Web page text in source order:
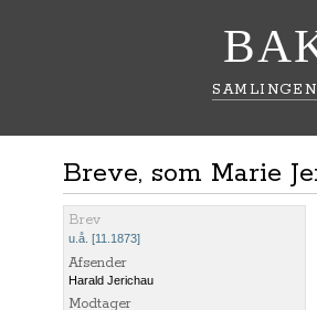
SAMLINGEN
Breve, som Marie
Brev
u.å. [11.1873]
Afsender
Harald Jerichau
Modtager